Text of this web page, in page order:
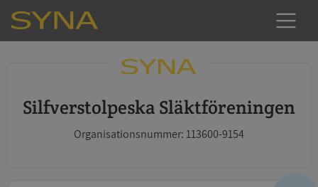
Silfverstolpeska Släktföreningen
Organisationsnummer: 113600-9154